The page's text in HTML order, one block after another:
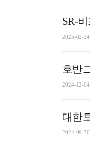
SR-
2025-02-
호반
2024-12-
대한
2024-09-